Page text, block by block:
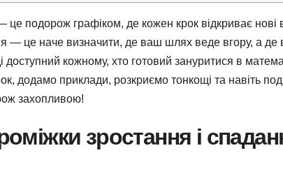
це подорож графіком, де кожен крок відкриває
— це наче визначити, де ваш шлях веде вгору, а де
кожному, хто готовий зануритися в
додамо приклади, розкриємо тонкощі та навіть
захопливою!
зростання і